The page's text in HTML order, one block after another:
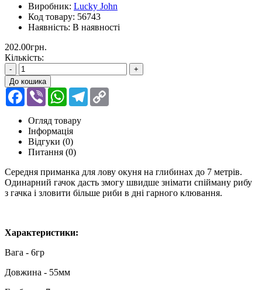
Виробник: Lucky John
Код товару: 56743
Наявність: В наявності
202.00грн.
Кількість:
-
+
До кошика
Facebook
Viber WhatsApp
Telegram
Огляд товару
Інформація
Відгуки (0)
Питання (0)
Середня приманка для лову окуня на глибинах до 7 метрів.
Одинарний гачок дасть змогу швидше знімати спійману рибу
з гачка і зловити більше риби в дні гарного клювання.
Характеристики:
Вага - 6гр
Довжина - 55мм